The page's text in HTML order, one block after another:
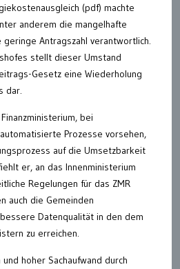
(pdf) machte
anderem die mangelhafte
geringe Antragszahl verantwortlich.
stellt dieser Umstand
Gesetz eine Wiederholung
dar.
bei
Prozesse vorsehen,
auf die Umsetzbarkeit
er, an das Innenministerium
Regelungen für das ZMR
auch die Gemeinden
Datenqualität in den dem
zu erreichen.
hoher Sachaufwand durch